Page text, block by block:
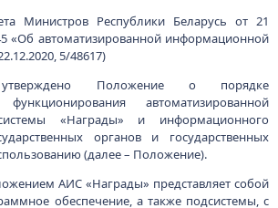
перечень государственных органов и
использующих АИС «Награды», их
информационного взаимодействия по
системы.
Республики Беларусь в рамках
и координации деятельности
ее дальнейшего развития.